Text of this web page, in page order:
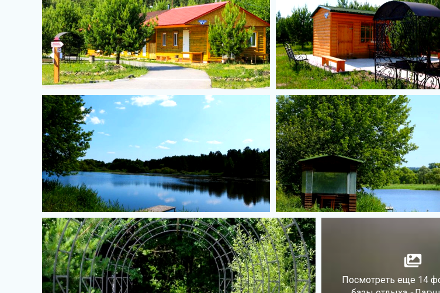
Посмотреть еще 14